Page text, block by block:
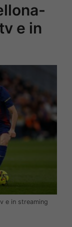
e in
e in streaming